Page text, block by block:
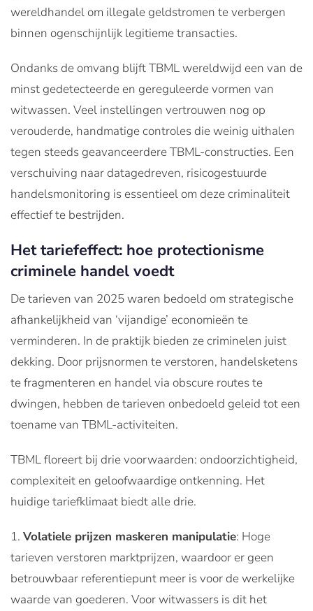
wereldhandel om illegale geldstromen te verbergen
binnen ogenschijnlijk legitieme transacties.
Ondanks de omvang blijft TBML wereldwijd een van de
minst gedetecteerde en gereguleerde vormen van
witwassen. Veel instellingen vertrouwen nog op
verouderde, handmatige controles die weinig uithalen
tegen steeds geavanceerdere TBML-constructies. Een
verschuiving naar datagedreven, risicogestuurde
handelsmonitoring is essentieel om deze criminaliteit
effectief te bestrijden.
Het tariefeffect: hoe protectionisme
criminele handel voedt
De tarieven van 2025 waren bedoeld om strategische
afhankelijkheid van ‘vijandige’ economieën te
verminderen. In de praktijk bieden ze criminelen juist
dekking. Door prijsnormen te verstoren, handelsketens
te fragmenteren en handel via obscure routes te
dwingen, hebben de tarieven onbedoeld geleid tot een
toename van TBML-activiteiten.
TBML floreert bij drie voorwaarden: ondoorzichtigheid,
complexiteit en geloofwaardige ontkenning. Het
huidige tariefklimaat biedt alle drie.
Volatiele prijzen maskeren manipulatie: Hoge
tarieven verstoren marktprijzen, waardoor er geen
betrouwbaar referentiepunt meer is voor de werkelijke
waarde van goederen. Voor witwassers is dit het